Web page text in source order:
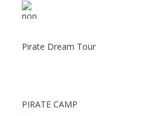
Pirate Dream Tour
PIRATE CAMP